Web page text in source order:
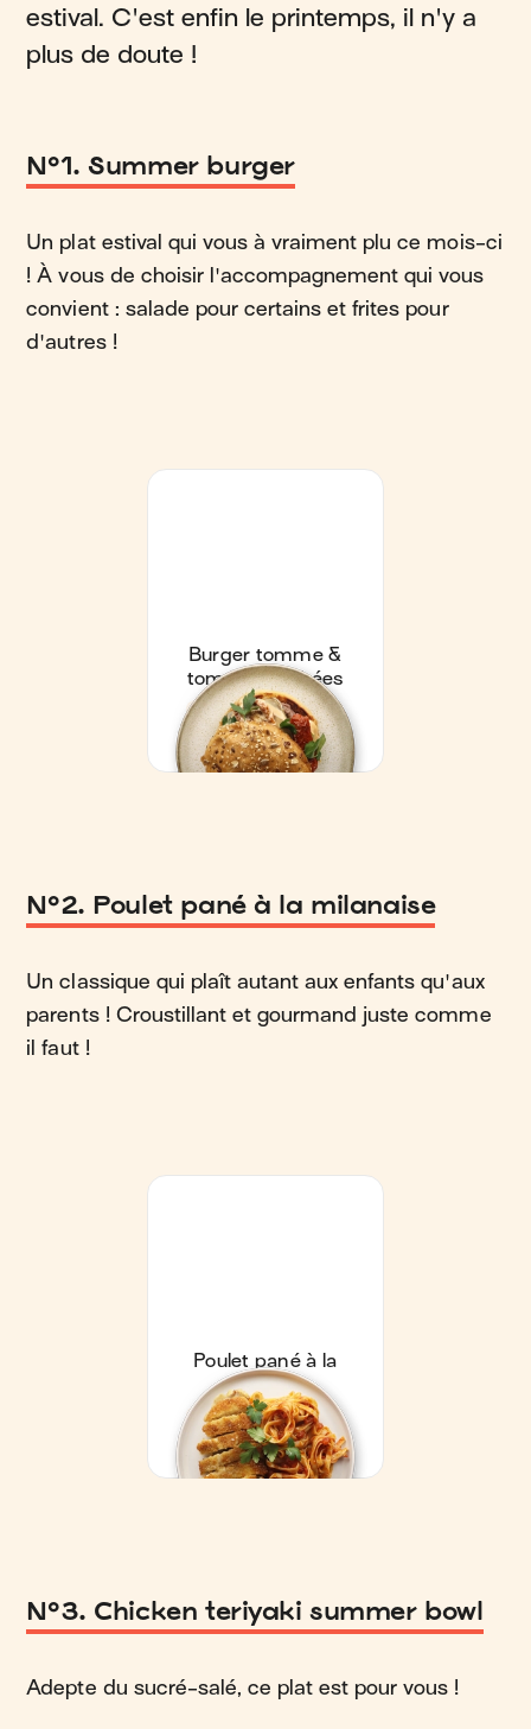
estival. C'est enfin le printemps, il n'y a
plus de doute !
N°1. Summer burger
Un plat estival qui vous à vraiment plu ce mois-ci
! À vous de choisir l'accompagnement qui vous
convient : salade pour certains et frites pour
d'autres !
N°2. Poulet pané à la milanaise
Un classique qui plaît autant aux enfants qu'aux
parents ! Croustillant et gourmand juste comme
il faut !
N°3. Chicken teriyaki summer bowl
Adepte du sucré-salé, ce plat est pour vous !